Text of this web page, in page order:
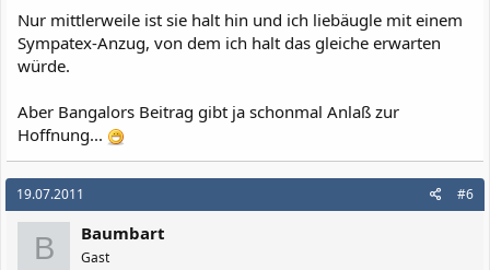
Nur mittlerweile ist sie halt hin und ich liebäugle mit einem
Sympatex-Anzug, von dem ich halt das gleiche erwarten
würde.
Aber Bangalors Beitrag gibt ja schonmal Anlaß zur
Hoffnung...
19.07.2011 #6
B Baumbart
Gast